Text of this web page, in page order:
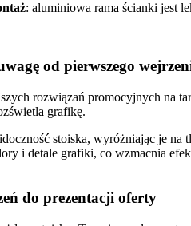
: aluminiowa rama ścianki jest
od pierwszego
rozwiązań promocyjnych na
grafikę.
stoiska, wyróżniając je
i detale grafiki, co wzmacnia
do prezentacji oferty